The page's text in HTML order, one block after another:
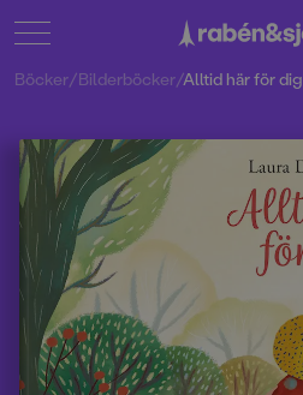
Böcker/Bilderböcker/Alltid här för dig